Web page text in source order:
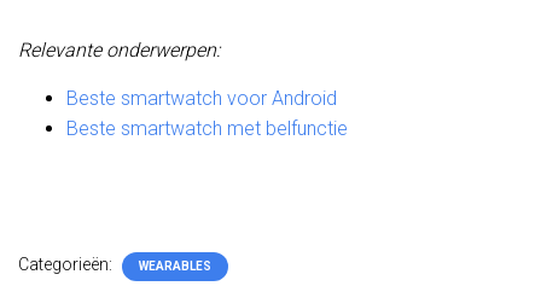
Relevante onderwerpen:
Beste smartwatch voor Android
Beste smartwatch met belfunctie
Categorieën: WEARABLES